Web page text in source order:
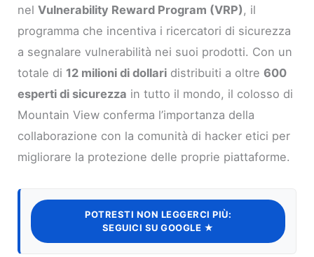
nelVulnerability Reward Program (VRP) , il
programma che incentiva i ricercatori di sicurezza
a segnalare vulnerabilità nei suoi prodotti. Con un
totale di 12 milioni di dollari distribuiti a oltre600
esperti di sicurezza in tutto il mondo, il colosso di
Mountain View conferma l’importanza della
collaborazione con la comunità di hacker etici per
migliorare la protezione delle proprie piattaforme.
POTRESTI NON LEGGERCI PIÙ:
SEGUICI SU GOOGLE ★